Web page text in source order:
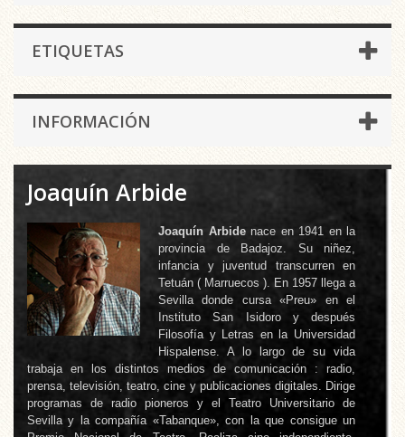
ETIQUETAS
INFORMACIÓN
Joaquín Arbide
Joaquín Arbidenace en 1941 en la
provincia de Badajoz. Su niñez,
infancia y juventud transcurren en
Tetuán ( Marruecos ). En 1957 llega a
Sevilla donde cursa «Preu» en el
Instituto San Isidoro y después
Filosofía y Letras en la Universidad
Hispalense. A lo largo de su vida
trabaja en los distintos medios de comunicación : radio,
prensa, televisión, teatro, cine y publicaciones digitales. Dirige
programas de radio pioneros y el Teatro Universitario de
Sevilla y la compañía «Tabanque», con la que consigue un